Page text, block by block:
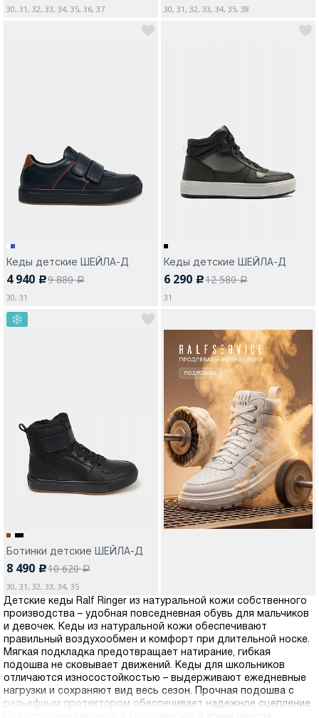
30, 31, 32, 33, 34, 35, 36, 37
30, 31, 32, 33, 34, 35, 38
Кеды детские ШЕЙЛА-Д
4 940 c9 880a
30, 31
Кеды детские ШЕЙЛА-Д
6 290 c12 580a
31
Ботинки детские ШЕЙЛА-Д
8 490 c10 620a
30, 31, 32, 33, 34, 35
Детские кеды Ralf Ringer из натуральной кожи собственного
производства – удобная повседневная обувь для мальчиков
и девочек. Кеды из натуральной кожи обеспечивают
правильный воздухообмен и комфорт при длительной носке.
Мягкая подкладка предотвращает натирание, гибкая
подошва не сковывает движений. Кеды для школьников
отличаются износостойкостью – выдерживают ежедневные
нагрузки и сохраняют вид весь сезон. Прочная подошва с
рельефным протектором обеспечивает надежное сцепление.